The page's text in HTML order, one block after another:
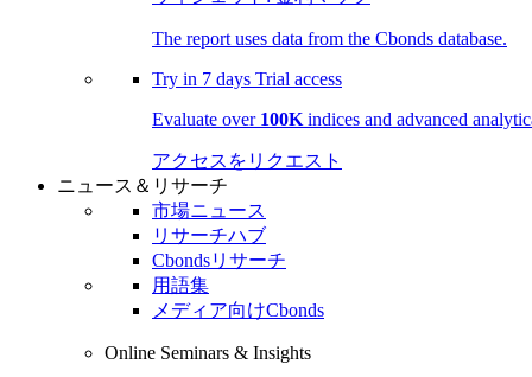
The report uses data from the Cbonds database.
Try in 7 days Trial access
Evaluate over 100K indices and advanced
アクセスをリクエスト
ニュース＆リサーチ
市場ニュース
リサーチハブ
Cbondsリサーチ
用語集
メディア向けCbonds
Online Seminars & Insights